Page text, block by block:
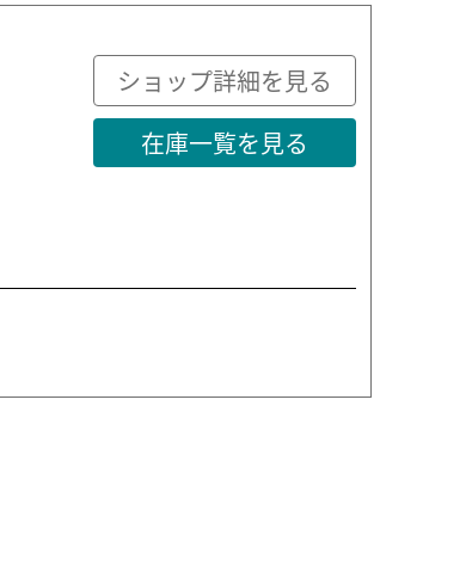
ショップ詳細を見る
在庫一覧を見る